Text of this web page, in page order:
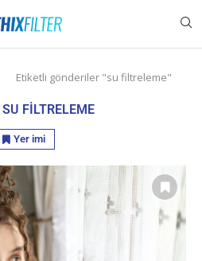
Etiketli gönderiler "su filtreleme"
SU FILTRELEME
Yer imi